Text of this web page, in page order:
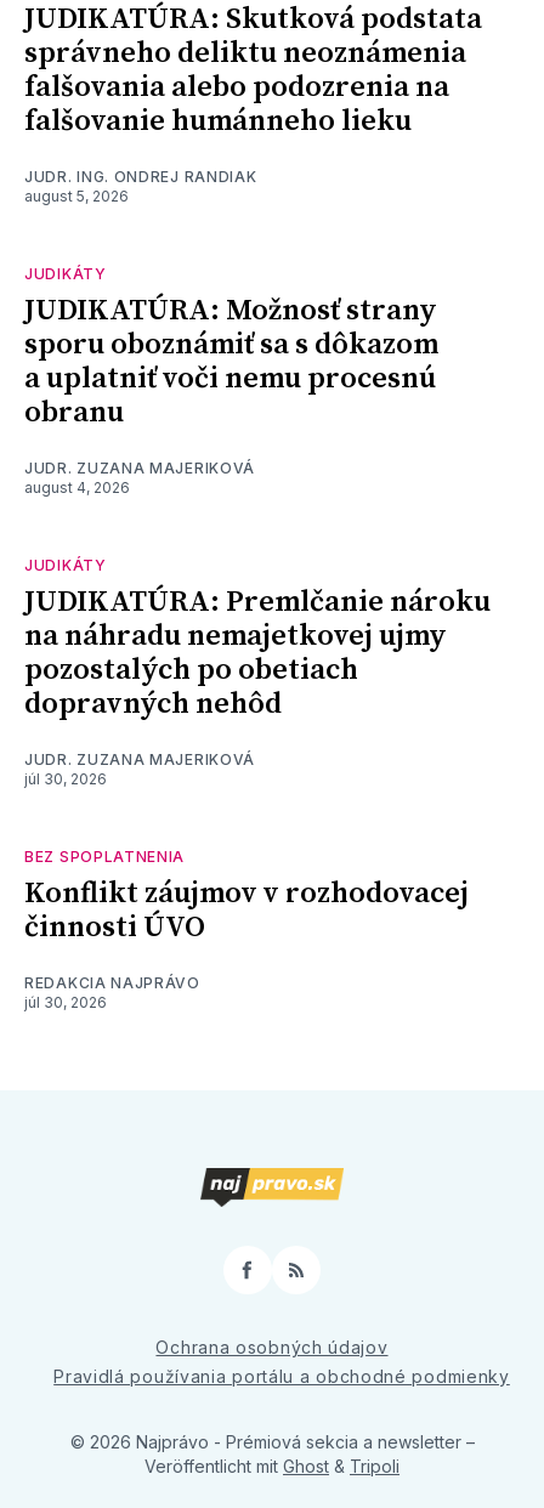
JUDIKATÚRA: Skutková podstata
správneho deliktu neoznámenia
falšovania alebo podozrenia na
falšovanie humánneho lieku
JUDR. ING. ONDREJ RANDIAK
august 5, 2026
JUDIKÁTY
JUDIKATÚRA: Možnosť strany
sporu oboznámiť sa s dôkazom
a uplatniť voči nemu procesnú
obranu
JUDR. ZUZANA MAJERIKOVÁ
august 4, 2026
JUDIKÁTY
JUDIKATÚRA: Premlčanie nároku
na náhradu nemajetkovej ujmy
pozostalých po obetiach
dopravných nehôd
JUDR. ZUZANA MAJERIKOVÁ
júl 30, 2026
BEZ SPOPLATNENIA
Konflikt záujmov v rozhodovacej
činnosti ÚVO
REDAKCIA NAJPRÁVO
júl 30, 2026
Facebook
RSS
Ochrana osobných údajov
Pravidlá používania portálu a obchodné podmienky
© 2026 Najprávo - Prémiová sekcia a newsletter –
Veröffentlicht mit Ghost & Tripoli